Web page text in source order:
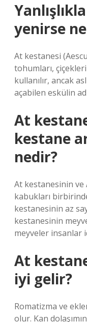
yenirse
At kestanesi
tohumları,
kullanılır, ancak
açabilen eskülin
At
kestane
nedir?
At kestanesinin ve
kabukları
kestanesinin az
kestanesinin
meyveler insanlar
At
iyi gelir?
Romatizma ve
olur. Kan